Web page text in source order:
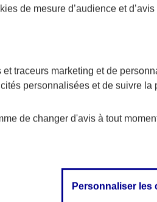
de mesure d’audience et
et traceurs marketing et de
personnalisées et de suivre la
de changer d'avis à tout
Personnaliser les